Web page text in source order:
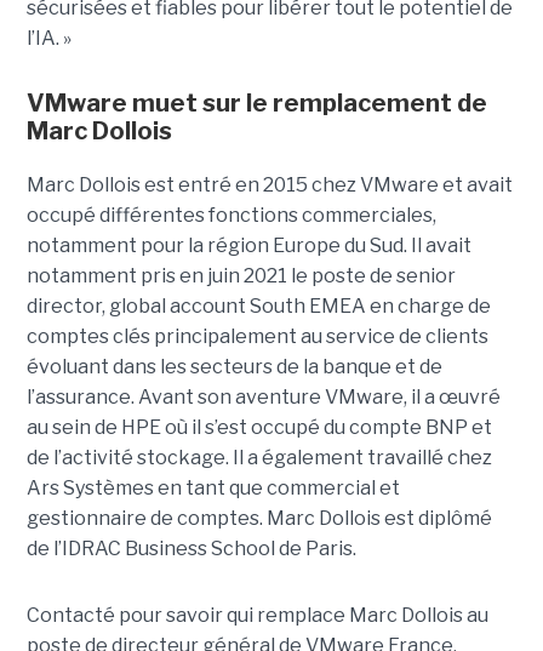
sécurisées et fiables pour libérer tout le potentiel de
l’IA. »
VMware muet sur le remplacement de
Marc Dollois
Marc Dollois est entré en 2015 chez VMware et avait
occupé différentes fonctions commerciales,
notamment pour la région Europe du Sud. Il avait
notamment pris en juin 2021 le poste de senior
director, global account South EMEA en charge de
comptes clés principalement au service de clients
évoluant dans les secteurs de la banque et de
l’assurance. Avant son aventure VMware, il a œuvré
au sein de HPE où il s’est occupé du compte BNP et
de l’activité stockage. Il a également travaillé chez
Ars Systèmes en tant que commercial et
gestionnaire de comptes. Marc Dollois est diplômé
de l’IDRAC Business School de Paris.
Contacté pour savoir qui remplace Marc Dollois au
poste de directeur général de VMware France,